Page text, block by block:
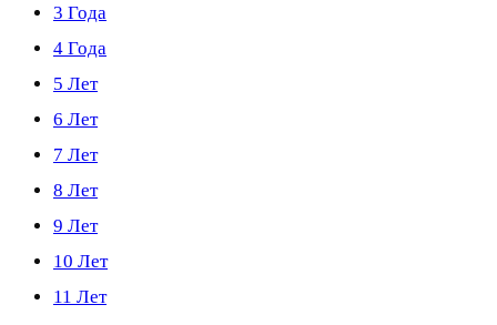
3 Года
4 Года
5 Лет
6 Лет
7 Лет
8 Лет
9 Лет
10 Лет
11 Лет